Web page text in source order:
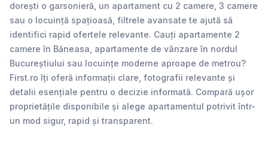
dorești o garsonieră, un apartament cu 2 camere, 3 camere
sau o locuință spațioasă, filtrele avansate te ajută să
identifici rapid ofertele relevante. Cauți apartamente 2
camere în Băneasa, apartamente de vânzare în nordul
Bucureștiului sau locuințe moderne aproape de metrou?
First.ro îți oferă informații clare, fotografii relevante și
detalii esențiale pentru o decizie informată. Compară ușor
proprietățile disponibile și alege apartamentul potrivit într-
un mod sigur, rapid și transparent.